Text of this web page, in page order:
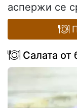
аспержи се
Салата от